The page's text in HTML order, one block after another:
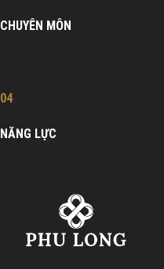
CHUYÊN MÔN
04
NĂNG LỰC